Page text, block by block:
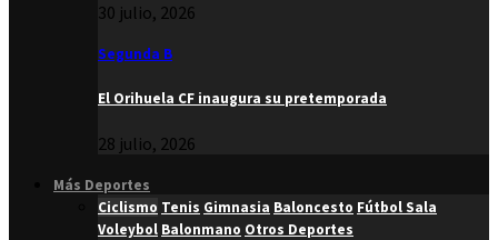
30 julio, 2026
Segunda B
El Orihuela CF inaugura su pretemporada
28 julio, 2026
Más Deportes
Ciclismo Tenis Gimnasia Baloncesto Fútbol Sala
Voleybol Balonmano Otros Deportes